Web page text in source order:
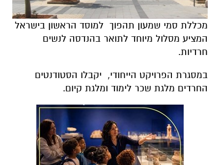
מכללת סמי שמעון תהפוך למוסד הראשון בישראל
המציע מסלול מיוחד לתואר בהנדסה לנשים
חרדיות.
במסגרת הפרויקט הייחודי, יקבלו הסטודנטים
החרדים מלגת שכר לימוד ומלגת קיום.